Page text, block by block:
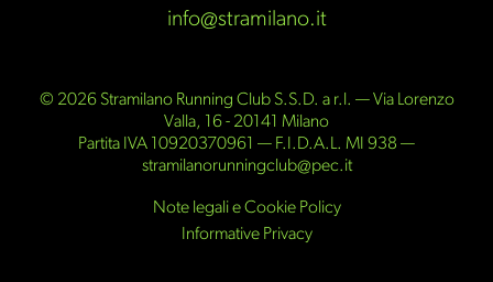
info@stramilano.it
© 2026 Stramilano Running Club S.S.D. a r.l. — Via Lorenzo
Valla, 16 - 20141 Milano
Partita IVA 10920370961 — F.I.D.A.L. MI 938 —
stramilanorunningclub@pec.it
Note legali e Cookie Policy
Informative Privacy